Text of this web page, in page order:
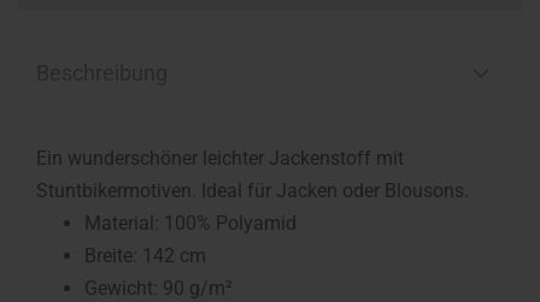
Ein wunderschöner leichter Jackenstoff mit
Stuntbikermotiven. Ideal für Jacken oder Blousons.
Material: 100% Polyamid
Breite: 142 cm
Gewicht: 90 g/m²